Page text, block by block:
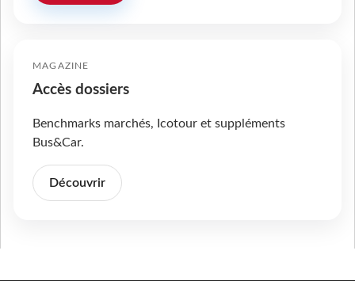
MAGAZINE
Accès dossiers
Benchmarks marchés, Icotour et suppléments
Bus&Car.
Découvrir